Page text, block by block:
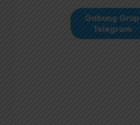
Gabung Grup
Telegram